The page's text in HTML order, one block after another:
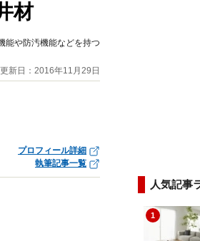
材
能や防汚機能などを持つ
更新日：2016年11月29日
プロフィール詳細
執筆記事一覧
人気記事
1